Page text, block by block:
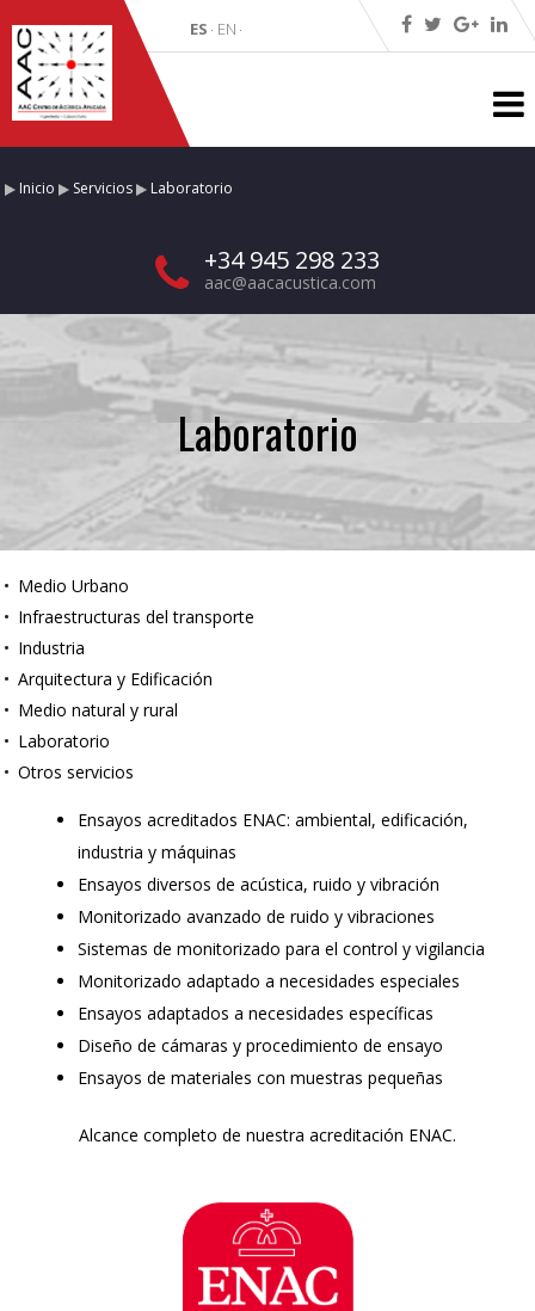
ES · EN ·
Inicio Servicios Laboratorio
+34 945 298 233
aac@aacacustica.com
Laboratorio
Medio Urbano
Infraestructuras del transporte
Industria
Arquitectura y Edificación
Medio natural y rural
Laboratorio
Otros servicios
Ensayos acreditados ENAC: ambiental, edificación,
industria y máquinas
Ensayos diversos de acústica, ruido y vibración
Monitorizado avanzado de ruido y vibraciones
Sistemas de monitorizado para el control y vigilancia
Monitorizado adaptado a necesidades especiales
Ensayos adaptados a necesidades específicas
Diseño de cámaras y procedimiento de ensayo
Ensayos de materiales con muestras pequeñas
Alcance completo de nuestra acreditación ENAC.